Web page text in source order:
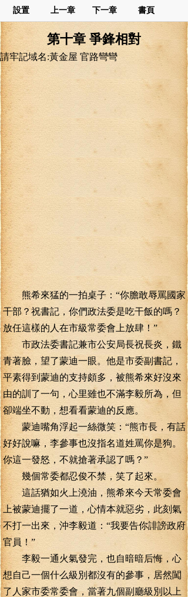
設置 上一章 下一章 書頁
第十章 爭鋒相對
請牢記域名:黃金屋 官路彎彎
熊希來猛的一拍桌子：“你膽敢辱罵國家
干部？祝書記，你們政法委是吃干飯的嗎？
放任這樣的人在市級常委會上放肆！”
市政法委書記兼市公安局長祝長炎，鐵
青著臉，望了蒙迪一眼。他是市委副書記，
平素得到蒙迪的支持頗多，被熊希來好沒來
由的訓了一句，心里雖也不滿李毅所為，但
卻端坐不動，想看看蒙迪的反應。
蒙迪嘴角浮起一絲微笑：“熊市長，有話
好好說嘛，李參事也沒指名道姓罵你是狗。
你這一發怒，不就搶著承認了嗎？”
幾個常委都忍俊不禁，笑了起來。
這話猶如火上澆油，熊希來今天常委會
上被蒙迪擺了一道，心情本就惡劣，此刻氣
不打一出來，沖李毅道：“我要告你誹謗政府
官員！”
李毅一通火氣發完，也自暗暗后悔，心
想自己一個什么級別都沒有的參事，居然闖
了人家市委常委會，當著九個副廳級別以上